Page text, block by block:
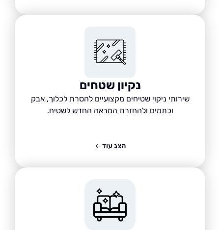
נקיון שטחים
שירותי ניקוי שטיחים מקצועיים להסרת לכלוך, אבק
וכתמים ולהחזרת המראה החדש לשטיח.